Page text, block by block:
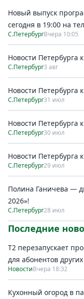
Новый выпуск
сегодня в 19:00 на
С.ПетербургВчера 10:05
Новости Петербурга
С.Петербург3 авг
Новости Петербурга
С.Петербург31 июл
Новости Петербурга
С.Петербург30 июл
Новости Петербурга
С.Петербург29 июл
Полина Ганичева —
2026»!
С.Петербург28 июл
Последние
Т2 перезапускает
для абонентов
НовостиВчера 18:32
Кухонный огород в